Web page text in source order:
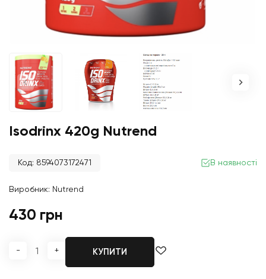
Isodrinx 420g Nutrend
Код: 8594073172471 В наявності
Виробник: Nutrend
430 грн
- + КУПИТИ